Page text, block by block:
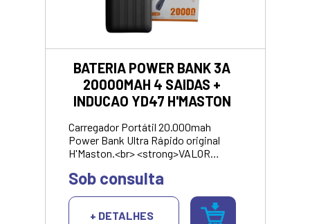
BATERIA POWER BANK 3A
20000MAH 4 SAIDAS +
INDUCAO YD47 H'MASTON
Carregador Portátil 20.000mah
Power Bank Ultra Rápido original
H'Maston.<br> <strong>VALOR
DINHEIRO</strong>
Sob consulta
+ DETALHES